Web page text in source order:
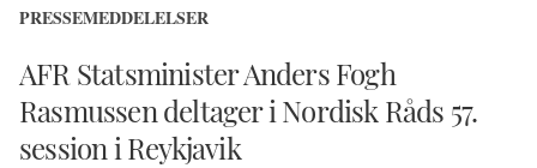
PRESSEMEDDELELSER
AFR Statsminister Anders Fogh
Rasmussen deltager i Nordisk Råds 57.
session i Reykjavik